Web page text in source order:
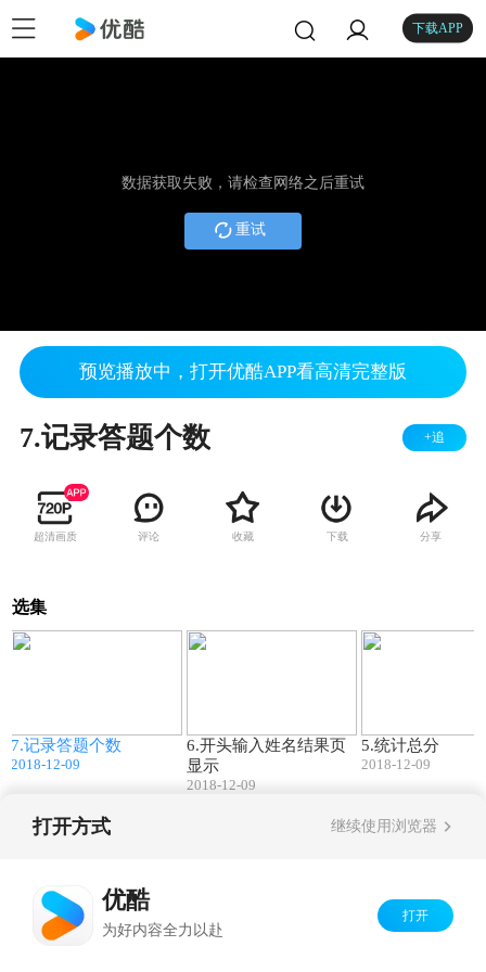
下载APP
数据获取失败，请检查网络之后重试
重试
预览播放中，打开优酷APP看高清完整版
7.记录答题个数 +追
超清画质 评论 收藏 下载 分享
选集
7.记录答题个数
2018-12-09
6.开头输入姓名结果页
显示
2018-12-09
5.统计总分
2018-12-09
打开方式 继续使用浏览器
优酷
为好内容全力以赴
打开